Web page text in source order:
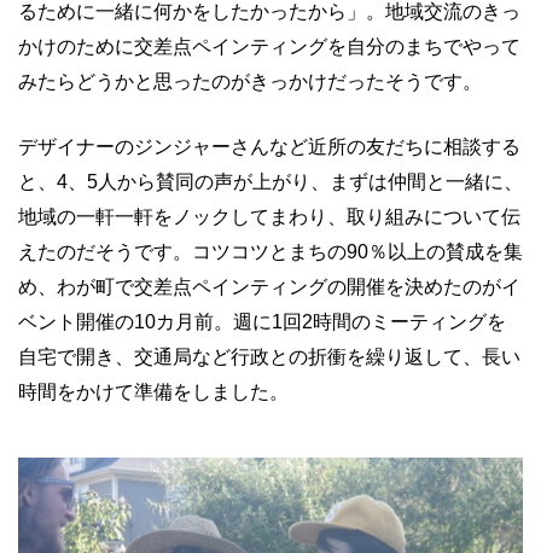
るために一緒に何かをしたかったから」。地域交流のきっ
かけのために交差点ペインティングを自分のまちでやって
みたらどうかと思ったのがきっかけだったそうです。
デザイナーのジンジャーさんなど近所の友だちに相談する
と、 4 5人から賛同の声が上がり、まずは仲間と一緒に、
地域の一軒一軒をノックしてまわり、取り組みについて伝
えたのだそうです。コツコツとまちの90％以上の賛成を集
め、わが町で交差点ペインティングの開催を決めたのがイ
ベント開催の10カ月前。週に1回 2時間のミーティングを
自宅で開き、交通局など行政との折衝を繰り返して、長い
時間をかけて準備をしました。